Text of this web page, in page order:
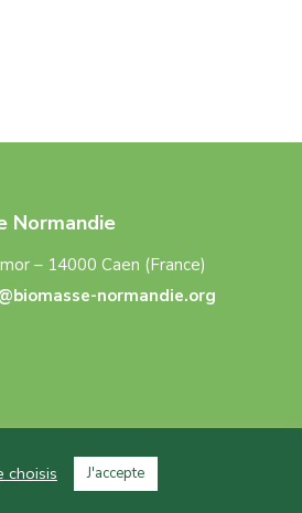
Normandie
– 14000 Caen (France)
normandie.org
choisis J'accepte